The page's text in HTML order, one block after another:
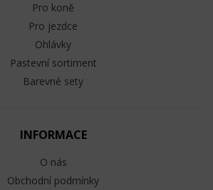
Pro koně
Pro jezdce
Ohlávky
Pastevní sortiment
Barevné sety
INFORMACE
O nás
Obchodní podmínky